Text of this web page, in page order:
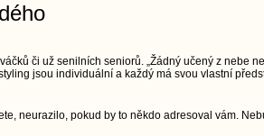
či už senilních seniorů. „Žádný učený z nebe
jsou individuální a každý má svou vlastní
neurazilo, pokud by to někdo adresoval vám.